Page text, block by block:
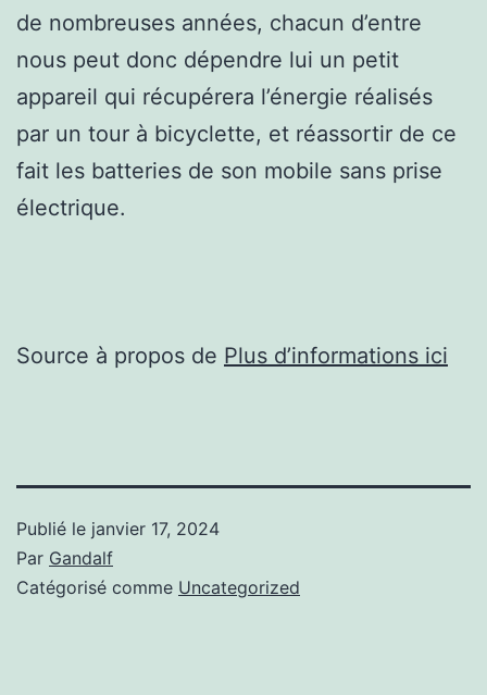
de nombreuses années, chacun d’entre
nous peut donc dépendre lui un petit
appareil qui récupérera l’énergie réalisés
par un tour à bicyclette, et réassortir de ce
fait les batteries de son mobile sans prise
électrique.
Source à propos de Plus d’informations ici
Publié le janvier 17, 2024
Par Gandalf
Catégorisé comme Uncategorized